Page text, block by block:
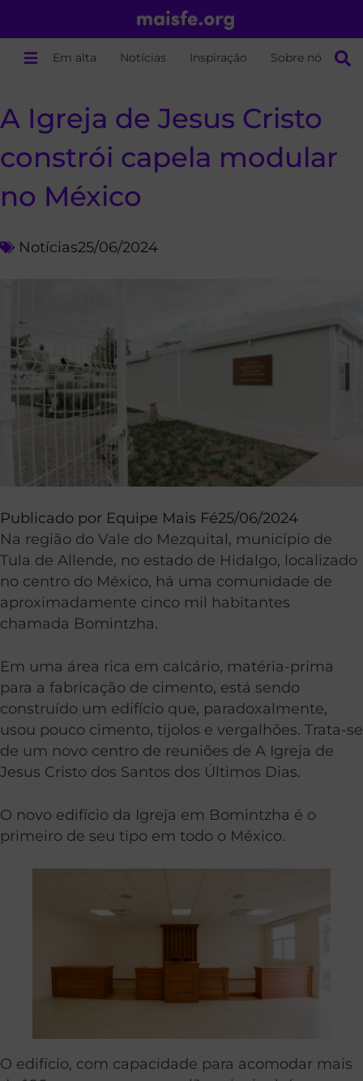
Em alta Notícias Inspiração Sobre nós
A Igreja de Jesus Cristo
constrói capela modular
no México
Notícias25/06/2024
Publicado por Equipe Mais Fé25/06/2024
Na região do Vale do Mezquital, município de
Tula de Allende, no estado de Hidalgo, localizado
no centro do México, há uma comunidade de
aproximadamente cinco mil habitantes
chamada Bomintzha.
Em uma área rica em calcário, matéria-prima
para a fabricação de cimento, está sendo
construído um edifício que, paradoxalmente,
usou pouco cimento, tijolos e vergalhões. Trata-se
de um novo centro de reuniões de A Igreja de
Jesus Cristo dos Santos dos Últimos Dias.
O novo edifício da Igreja em Bomintzha é o
primeiro de seu tipo em todo o México.
O edifício, com capacidade para acomodar mais